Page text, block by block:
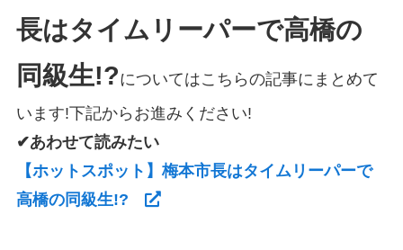
長はタイムリーパーで高橋の
同級生!?についてはこちらの記事にまとめて
います!下記からお進みください!
✔あわせて読みたい
【ホットスポット】梅本市長はタイムリーパーで
高橋の同級生!?